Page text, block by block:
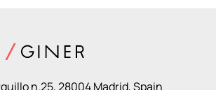
n.25, 28004 Madrid, Spain